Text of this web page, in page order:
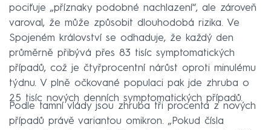
pociťuje „příznaky podobné nachlazení“, ale zároveň
varoval, že může způsobit dlouhodobá rizika. Ve
Spojeném království se odhaduje, že každý den
průměrně přibývá přes 83 tisíc symptomatických
případů, což je čtyřprocentní nárůst oproti minulému
týdnu. V plně očkované populaci pak jde zhruba o
25 tisíc nových denních symptomatických případů.
Podle tamní vlády jsou zhruba tři procenta z nových
případů právě variantou omikron. „Pokud čísla